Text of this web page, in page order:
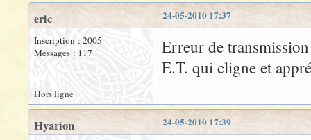
24-05-2010 17:37
eric
Inscription : 2005
Messages : 117
Erreur de
E.T. qui cligne et
Hors ligne
24-05-2010 17:39
Hyarion